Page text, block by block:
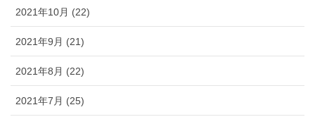
2021年10月 (22)
2021年9月 (21)
2021年8月 (22)
2021年7月 (25)